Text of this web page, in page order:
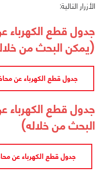
الأزرار التالية:
جدول قطع الكهرباء
(يمكن البحث من
جدول قطع الكهرباء عن
جدول قطع الكهرباء
البحث من خلاله)
جدول قطع الكهرباء عن